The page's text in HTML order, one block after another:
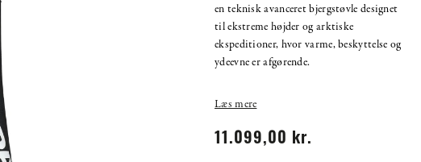
en teknisk avanceret bjergstøvle designet
til ekstreme højder og arktiske
ekspeditioner, hvor varme, beskyttelse og
ydeevne er afgørende.
Læs mere
11.099,00 kr.